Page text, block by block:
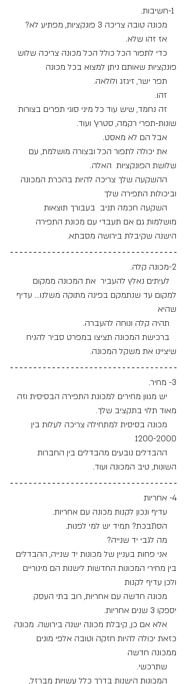
    כדי לתפור הכל כולל הכל מכונה צריכה שלוש
פונקציות שאותם ניתן למצוא בכל מכונה
    זה נחמד, שיש עוד כל מיני סוגי תפרים בצורות
שונות-תפרי רקמה, סטרץ' ועוד.
    את יכולה לתפור הכל ובצורה מושלמת, עם
שלושת הפונקציות  האלה.
    ההשקעה שלך צריכה להיות בהכרת המכונה
וביכולות התפירה שלך
    השקעה חכמה תניב  בעבורך תוצאות
מושלמות גם אם תעבדי עם מכונת התפירה
הישנה שקיבלת בירושה מסבתא.
2-מכונה קלה.
   לעיתים נאלץ להעביר  את המכונה ממקום
למקום עד שנתמקם בפינה מתוקה משלנו... עדיף
שהיא
   ברכישת המכונה תציצו במפרט סביר להניח
שיציינו את משקל המכונה.
3- מחיר.
    יש מגוון מחירים למכונת התפירה הבסיסית וזה
מאוד תלוי בתקציב שלך.
    מכונה בסיסית למתחילה צריכה לעלות בין
1200-2000
    ההבדלים נובעים מהבדלים בין החברות
השונות, טיב המכונה ועוד.
4- אחריות
    אני פחות בעניין של מכונות יד שנייה, ההבדלים
בין מחירי המכונות החדשות לישנות הם מינוריים
ולכן עדיף לקנות
    מכונה חדשה עם אחריות, רוב בתי העסק
יספקו 3 שנים אחריות.
    אלא אם כן, קיבלת מכונה ישנה בירושה. מכונה
כזאת יכולה להיות חזקה וטובה אלפי מונים
ממכונה חדשה
    המכונות הישנות בדרך כלל עשויות מברזל,